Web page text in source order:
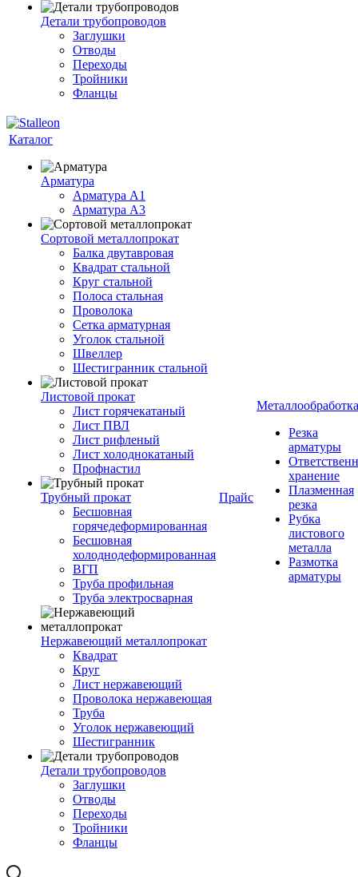
Детали трубопроводов
Заглушки
Отводы
Переходы
Тройники
Фланцы
Каталог
Арматура
Арматура A1
Арматура А3
Сортовой металлопрокат
Балка двутавровая
Квадрат стальной
Круг стальной
Полоса стальная
Проволока
Сетка арматурная
Уголок стальной
Швеллер
Шестигранник стальной
Листовой прокат
Лист горячекатаный
Лист ПВЛ
Лист рифленый
Лист холоднокатаный
Профнастил
Трубный прокат
Бесшовная
горячедеформированная
Бесшовная
холоднодеформированная
ВГП
Труба профильная
Труба электросварная
Нержавеющий металлопрокат
Квадрат
Круг
Лист нержавеющий
Проволока нержавеющая
Труба
Уголок нержавеющий
Шестигранник
Детали трубопроводов
Заглушки
Отводы
Переходы
Тройники
Фланцы
Прайс
Металлообработка
Резка
арматуры
хранение
Плазменная
резка
Рубка
листового
металла
Размотка
арматуры